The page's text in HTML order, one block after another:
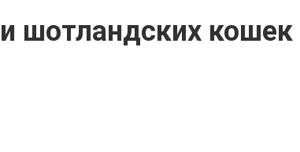
шотландских